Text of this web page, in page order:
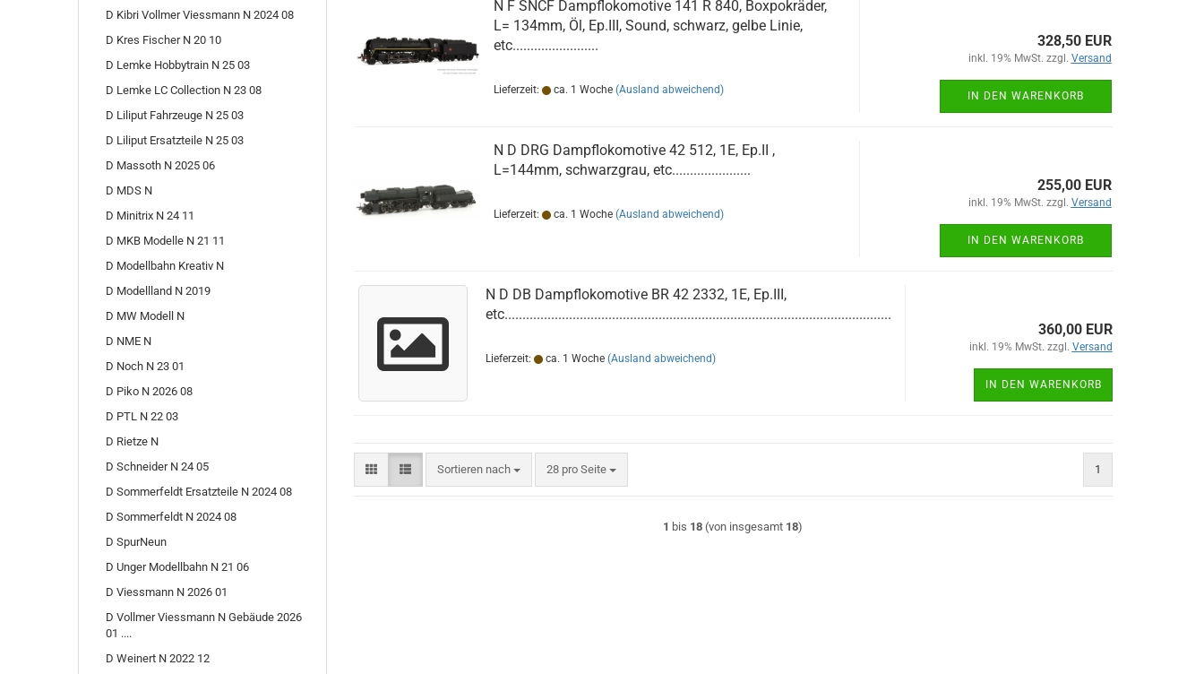
N F SNCF Dampflokomotive 141 R 840, Boxpokräder,
L= 134mm, Öl, Ep.III, Sound, schwarz, gelbe Linie,
etc........................
Lieferzeit: ca. 1 Woche (Ausland abweichend)
328,50 EUR
inkl. 19% MwSt. zzgl. Versand
IN DEN WARENKORB
N D DRG Dampflokomotive 42 512, 1E, Ep.II ,
L=144mm, schwarzgrau, etc......................
Lieferzeit: ca. 1 Woche (Ausland abweichend)
255,00 EUR
inkl. 19% MwSt. zzgl. Versand
IN DEN WARENKORB
N D DB Dampflokomotive BR 42 2332, 1E, Ep.III,
etc............................................................................................................
Lieferzeit: ca. 1 Woche (Ausland abweichend)
360,00 EUR
inkl. 19% MwSt. zzgl. Versand
IN DEN WARENKORB
Sortieren nach
Sortieren nach 28 pro Seite
pro Seite 1
1 bis 18 (von insgesamt 18)
D Kibri Vollmer Viessmann N 2024 08
D Kres Fischer N 20 10
D Lemke Hobbytrain N 25 03
D Lemke LC Collection N 23 08
D Liliput Fahrzeuge N 25 03
D Liliput Ersatzteile N 25 03
D Massoth N 2025 06
D MDS N
D Minitrix N 24 11
D MKB Modelle N 21 11
D Modellbahn Kreativ N
D Modellland N 2019
D MW Modell N
D NME N
D Noch N 23 01
D Piko N 2026 08
D PTL N 22 03
D Rietze N
D Schneider N 24 05
D Sommerfeldt Ersatzteile N 2024 08
D Sommerfeldt N 2024 08
D SpurNeun
D Unger Modellbahn N 21 06
D Viessmann N 2026 01
D Vollmer Viessmann N Gebäude 2026
01 ....
D Weinert N 2022 12